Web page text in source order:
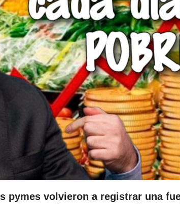
pymes volvieron a registrar una